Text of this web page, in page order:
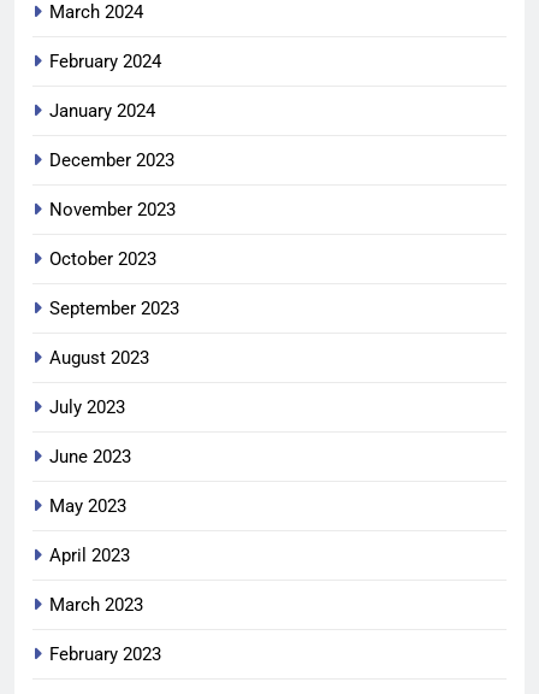
March 2024
February 2024
January 2024
December 2023
November 2023
October 2023
September 2023
August 2023
July 2023
June 2023
May 2023
April 2023
March 2023
February 2023